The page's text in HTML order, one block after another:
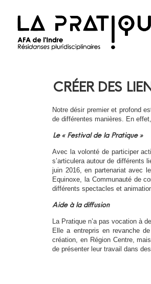
CRÉER DES
Notre désir premier et profond
de différentes manières. En
Le « Festival de la Pratique »
Avec la volonté de participer
s’articulera autour de différents
juin 2016, en partenariat avec
Equinoxe, la Communauté de
différents spectacles et
Aide à la diffusion
La Pratique n’a pas vocation à
Elle a entrepris en revanche
création, en Région Centre,
de présenter leur travail dans